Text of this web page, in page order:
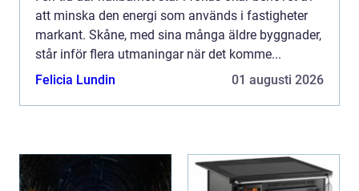
att minska den energi som används i fastigheter
markant. Skåne, med sina många äldre byggnader,
står inför flera utmaningar när det komme...
Felicia Lundin
01 augusti 2026